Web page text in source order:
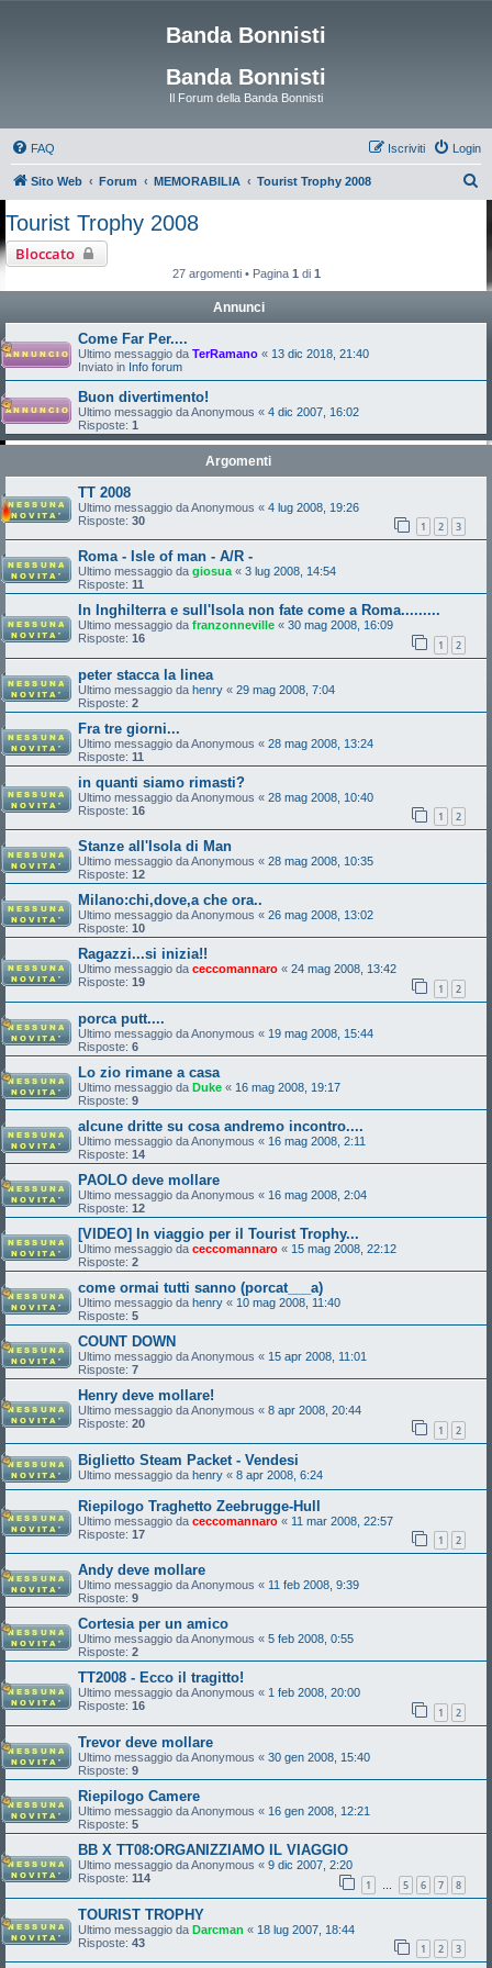
Banda Bonnisti
Banda Bonnisti
Il Forum della Banda Bonnisti
FAQ Login
Iscriviti
Sito Web Forum MEMORABILIA Tourist Trophy 2008
Tourist Trophy 2008
Bloccato
27 argomenti • Pagina 1 di 1
Annunci
Come Far Per....
Ultimo messaggio da TerRamano « 13 dic 2018, 21:40
Inviato in Info forum
Buon divertimento!
Ultimo messaggio daAnonymous « 4 dic 2007, 16:02
Risposte: 1
Argomenti
TT 2008
Ultimo messaggio daAnonymous « 4 lug 2008, 19:26
Risposte: 30 1 2 3
Roma - Isle of man - A/R -
Ultimo messaggio da giosua « 3 lug 2008, 14:54
Risposte: 11
In Inghilterra e sull'Isola non fate come a Roma.........
Ultimo messaggio da franzonneville « 30 mag 2008, 16:09
Risposte: 16 1 2
peter stacca la linea
Ultimo messaggio da henry « 29 mag 2008, 7:04
Risposte: 2
Fra tre giorni...
Ultimo messaggio daAnonymous « 28 mag 2008, 13:24
Risposte: 11
in quanti siamo rimasti?
Ultimo messaggio daAnonymous « 28 mag 2008, 10:40
Risposte: 16 1 2
Stanze all'Isola di Man
Ultimo messaggio daAnonymous « 28 mag 2008, 10:35
Risposte: 12
Milano:chi,dove,a che ora..
Ultimo messaggio daAnonymous « 26 mag 2008, 13:02
Risposte: 10
Ragazzi...si inizia!!
Ultimo messaggio da ceccomannaro « 24 mag 2008, 13:42
Risposte: 19 1 2
porca putt....
Ultimo messaggio daAnonymous « 19 mag 2008, 15:44
Risposte: 6
Lo zio rimane a casa
Ultimo messaggio da Duke « 16 mag 2008, 19:17
Risposte: 9
alcune dritte su cosa andremo incontro....
Ultimo messaggio daAnonymous « 16 mag 2008, 2:11
Risposte: 14
PAOLO deve mollare
Ultimo messaggio daAnonymous « 16 mag 2008, 2:04
Risposte: 12
[VIDEO] In viaggio per il Tourist Trophy...
Ultimo messaggio da ceccomannaro « 15 mag 2008, 22:12
Risposte: 2
come ormai tutti sanno (porcat___a)
Ultimo messaggio da henry « 10 mag 2008, 11:40
Risposte: 5
COUNT DOWN
Ultimo messaggio daAnonymous « 15 apr 2008, 11:01
Risposte: 7
Henry deve mollare!
Ultimo messaggio daAnonymous « 8 apr 2008, 20:44
Risposte: 20 1 2
Biglietto Steam Packet - Vendesi
Ultimo messaggio da henry « 8 apr 2008, 6:24
Riepilogo Traghetto Zeebrugge-Hull
Ultimo messaggio da ceccomannaro « 11 mar 2008, 22:57
Risposte: 17 1 2
Andy deve mollare
Ultimo messaggio daAnonymous « 11 feb 2008, 9:39
Risposte: 9
Cortesia per un amico
Ultimo messaggio daAnonymous « 5 feb 2008, 0:55
Risposte: 2
TT2008 - Ecco il tragitto!
Ultimo messaggio daAnonymous « 1 feb 2008, 20:00
Risposte: 16 1 2
Trevor deve mollare
Ultimo messaggio daAnonymous « 30 gen 2008, 15:40
Risposte: 9
Riepilogo Camere
Ultimo messaggio daAnonymous « 16 gen 2008, 12:21
Risposte: 5
BB X TT08:ORGANIZZIAMO IL VIAGGIO
Ultimo messaggio daAnonymous « 9 dic 2007, 2:20
Risposte: 114 1 … 5 6 7 8
TOURIST TROPHY
Ultimo messaggio da Darcman « 18 lug 2007, 18:44
Risposte: 43 1 2 3